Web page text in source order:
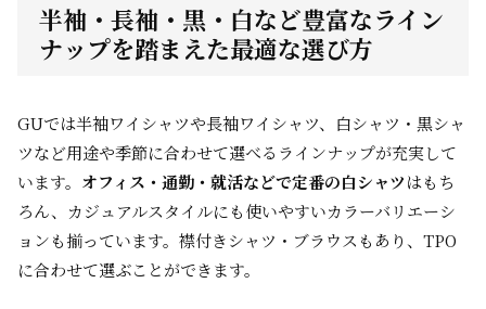
半袖・長袖・黒・白など豊富なライン
ナップを踏まえた最適な選び方
GUでは半袖ワイシャツや長袖ワイシャツ、白シャツ・黒シャ
ツなど用途や季節に合わせて選べるラインナップが充実して
います。 オフィス・通勤・就活などで定番の白シャツはもち
ろん、カジュアルスタイルにも使いやすいカラーバリエーシ
ョンも揃っています。襟付きシャツ・ブラウスもあり、TPO
に合わせて選ぶことができます。